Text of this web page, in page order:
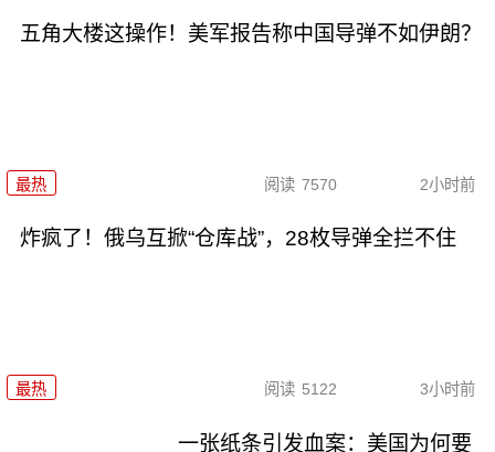
五角大楼这操作！美军报告称中国导弹不如伊朗？
最热 阅读 7570 2小时前
炸疯了！俄乌互掀“仓库战”，28枚导弹全拦不住
最热 阅读 5122 3小时前
一张纸条引发血案：美国为何要